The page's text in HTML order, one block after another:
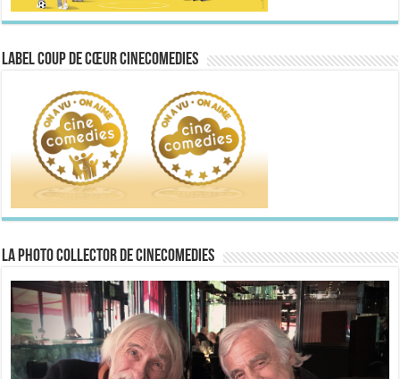
Label Coup de Cœur CineComedies
La Photo collector de CineComedies